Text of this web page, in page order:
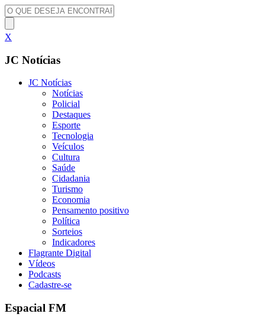
X
JC Notícias
JC Notícias
Notícias
Policial
Destaques
Esporte
Tecnologia
Veículos
Cultura
Saúde
Cidadania
Turismo
Economia
Pensamento positivo
Política
Sorteios
Indicadores
Flagrante Digital
Vídeos
Podcasts
Cadastre-se
Espacial FM